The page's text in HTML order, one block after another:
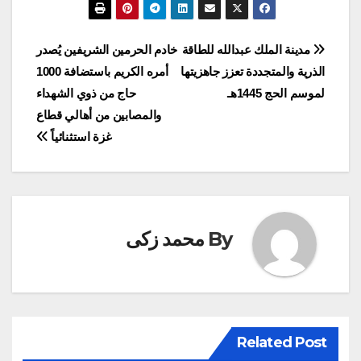
تصفّح
المقالات
خادم الحرمين الشريفين يُصدر
أمره الكريم باستضافة 1000
حاج من ذوي الشهداء
والمصابين من أهالي قطاع
غزة استثنائياً
مدينة الملك عبدالله للطاقة
الذرية والمتجددة تعزز جاهزيتها
لموسم الحج 1445هـ
By محمد زكى
Related Post